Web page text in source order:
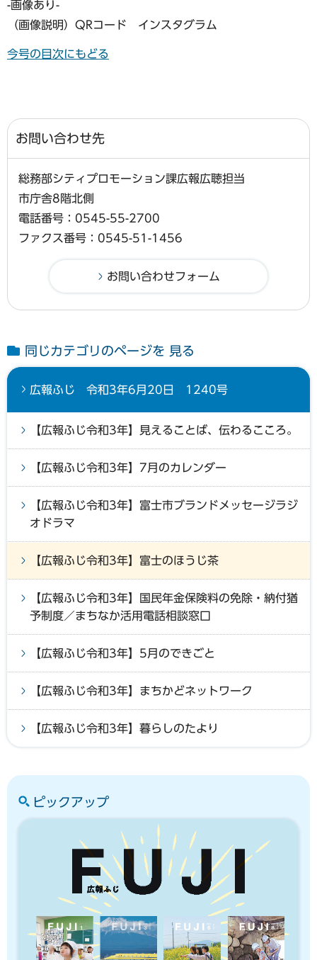
-画像あり-
（画像説明）QRコード インスタグラム
今号の目次にもどる
お問い合わせ先
総務部シティプロモーション課広報広聴担当
市庁舎8階北側
電話番号：0545-55-2700
ファクス番号：0545-51-1456
同じカテゴリのページを 見る
広報ふじ 令和3年6月20日 1240号
【広報ふじ令和3年】見えることば、伝わるこころ。
【広報ふじ令和3年】7月のカレンダー
【広報ふじ令和3年】富士市ブランドメッセージラジ
オドラマ
【広報ふじ令和3年】富士のほうじ茶
【広報ふじ令和3年】国民年金保険料の免除・納付猶
予制度／まちなか活用電話相談窓口
【広報ふじ令和3年】5月のできごと
【広報ふじ令和3年】まちかどネットワーク
【広報ふじ令和3年】暮らしのたより
ピックアップ